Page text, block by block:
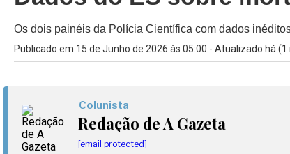
Os dois painéis da Polícia Científica com dados
Publicado em 15 de Junho de 2026 às 05:00 - Atualizado há (1
Colunista
Redação de A Gazeta
[email protected]